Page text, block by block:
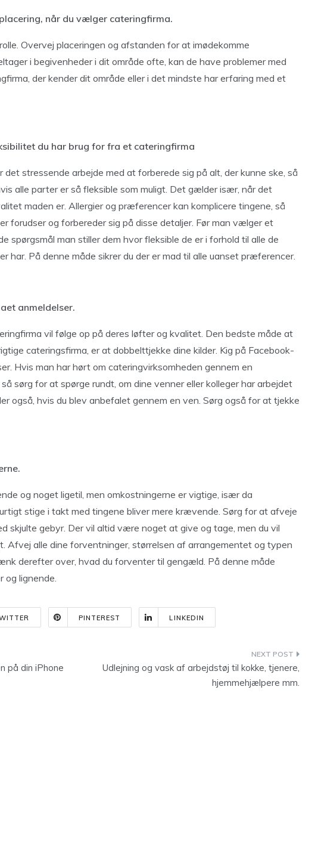
når du vælger cateringfirma.
Overvej placeringen og afstanden for at imødekomme
i begivenheder i dit område ofte, kan de have problemer med
der kender dit område eller i det mindste har erfaring med et
du har brug for fra et cateringfirma
stressende arbejde med at forberede sig på alt, der kunne ske, så
alle parter er så fleksible som muligt. Det gælder især, når det
maden er. Allergier og præferencer kan komplicere tingene, så
forudser og forbereder sig på disse detaljer. Før man vælger et
spørgsmål man stiller dem hvor fleksible de er i forhold til alle de
har. På denne måde sikrer du der er mad til alle uanset præferencer.
anmeldelser.
vil følge op på deres løfter og kvalitet. Den bedste måde at
cateringsfirma, er at dobbelttjekke dine kilder. Kig på Facebook-
Hvis man har hørt om cateringvirksomheden gennem en
sørg for at spørge rundt, om dine venner eller kolleger har arbejdet
også, hvis du blev anbefalet gennem en ven. Sørg også for at tjekke
og noget ligetil, men omkostningerne er vigtige, især da
stige i takt med tingene bliver mere krævende. Sørg for at afveje
skjulte gebyr. Der vil altid være noget at give og tage, men du vil
Afvej alle dine forventninger, størrelsen af ​​arrangementet og typen
derefter over, hvad du forventer til gengæld. På denne måde
og lignende.
PINTEREST LINKEDIN
på din iPhone
Udlejning og vask af arbejdstøj til kokke, tjenere,
hjemmehjælpere mm.